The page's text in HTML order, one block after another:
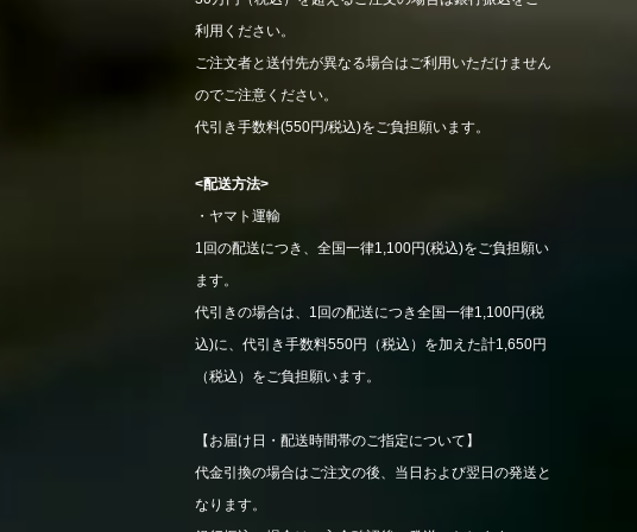
利用ください。
ご注文者と送付先が異なる場合はご利用いただけません
のでご注意ください。
代引き手数料(550円/税込)をご負担願います。
<配送方法>
・ヤマト運輸
1回の配送につき、全国一律1,100円(税込)をご負担願い
ます。
代引きの場合は、1回の配送につき全国一律1,100円(税
込)に、代引き手数料550円（税込）を加えた計1,650円
（税込）をご負担願います。
【お届け日・配送時間帯のご指定について】
代金引換の場合はご注文の後、当日および翌日の発送と
なります。